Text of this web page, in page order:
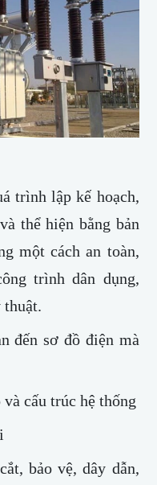
trình lập kế hoạch,
thể hiện bằng bản
một cáchan toàn,
trình dân dụng,
thuật.
đến sơ đồ điện mà
cấu trúc hệ thống
bảo vệ, dây dẫn,